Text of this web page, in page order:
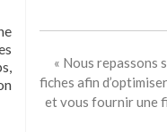
« Nous repassons
fiches afin
et vous fournir une